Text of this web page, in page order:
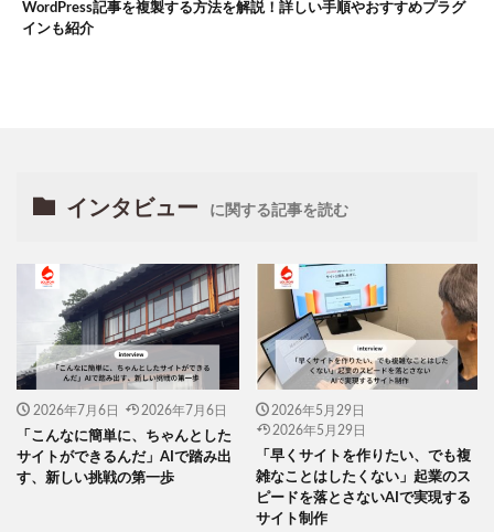
WordPress記事を複製する方法を解説！詳しい手順やおすすめプラグ
インも紹介
インタビュー に関する記事を読む
2026年7月6日 2026年7月6日
「こんなに簡単に、ちゃんとした
サイトができるんだ」AIで踏み出
す、新しい挑戦の第一歩
2026年5月29日
2026年5月29日
「早くサイトを作りたい、でも複
雑なことはしたくない」起業のス
ピードを落とさないAIで実現する
サイト制作